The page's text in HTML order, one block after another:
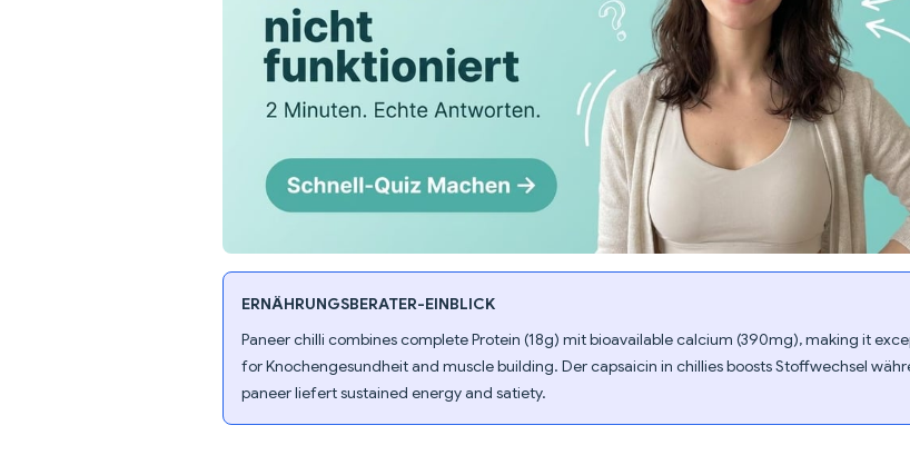
ERNÄHRUNGSBERATER-EINBLICK
Paneer chilli combines complete Protein (18g) mit bioavailable calcium (390mg), making it
for Knochengesundheit and muscle building. Der capsaicin in chillies boosts Stoffwechsel
paneer liefert sustained energy and satiety.